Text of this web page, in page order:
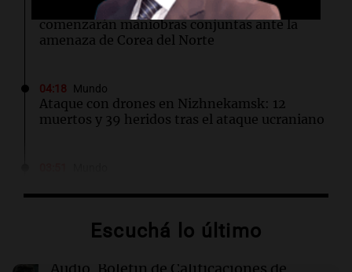
Las fuerzas de Corea del Sur y EEUU
comenzarán maniobras conjuntas ante la
amenaza de Corea del Norte
04:18 Mundo
Ataque con drones en Nizhnekamsk: 12
muertos y 39 heridos tras el ataque ucraniano
de la tormenta tropical Dolphin
Indonesia intensifica la lucha contra
Escuchá lo último
Audio. Boletín de Calificaciones de